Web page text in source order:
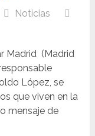
Noticias
Madrid (Madrid
López, se
que viven en la
mensaje de